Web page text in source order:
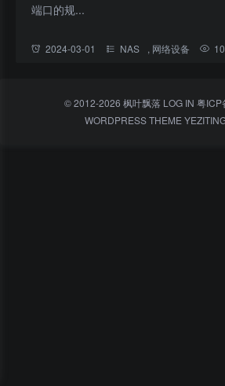
端口的规...
2024-03-01 NAS , 网络设备
© 2012-2026 枫叶飘落 LOG IN 粤ICP
WORDPRESS THEME